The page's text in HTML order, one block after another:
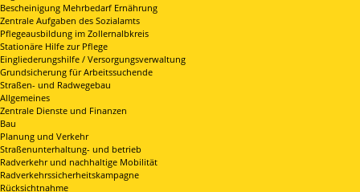
Bescheinigung Mehrbedarf Ernährung
Zentrale Aufgaben des Sozialamts
Pflegeausbildung im Zollernalbkreis
Stationäre Hilfe zur Pflege
Eingliederungshilfe / Versorgungsverwaltung
Grundsicherung für Arbeitssuchende
Straßen- und Radwegebau
Allgemeines
Zentrale Dienste und Finanzen
Bau
Planung und Verkehr
Straßenunterhaltung- und betrieb
Radverkehr und nachhaltige Mobilität
Radverkehrssicherheitskampagne
Rücksichtnahme